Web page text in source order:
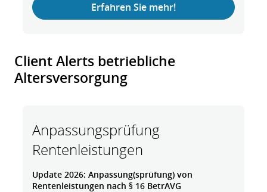
Erfahren Sie mehr!
Client Alerts betriebliche
Altersversorgung
Anpassungsprüfung
Rentenleistungen
Update 2026: Anpassung(sprüfung) von
Rentenleistungen nach § 16 BetrAVG